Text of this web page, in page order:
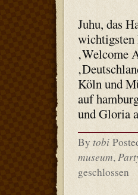
Juhu, das
wichtigsten
‚Welcome
Köln und
auf
und Gloria
By tobi
museum,
geschlossen